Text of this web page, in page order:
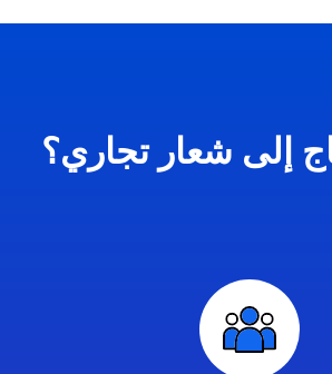
إلى شعار تجاري؟